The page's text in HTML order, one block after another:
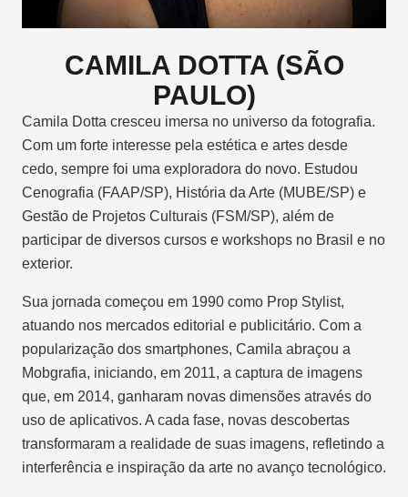
CAMILA DOTTA (SÃO
PAULO)
Camila Dotta cresceu imersa no universo da fotografia.
Com um forte interesse pela estética e artes desde
cedo, sempre foi uma exploradora do novo. Estudou
Cenografia (FAAP/SP), História da Arte (MUBE/SP) e
Gestão de Projetos Culturais (FSM/SP), além de
participar de diversos cursos e workshops no Brasil e no
exterior.
Sua jornada começou em 1990 como Prop Stylist,
atuando nos mercados editorial e publicitário. Com a
popularização dos smartphones, Camila abraçou a
Mobgrafia, iniciando, em 2011, a captura de imagens
que, em 2014, ganharam novas dimensões através do
uso de aplicativos. A cada fase, novas descobertas
transformaram a realidade de suas imagens, refletindo a
interferência e inspiração da arte no avanço tecnológico.